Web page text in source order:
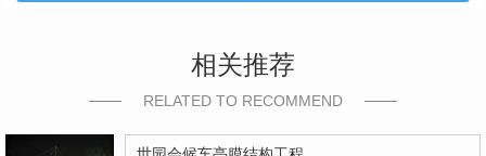
相关推荐
RELATED TO RECOMMEND